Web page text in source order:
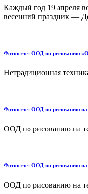
Каждый год 19 апреля
весенний праздник —
Фотоотчет ООД по рисованию
Нетрадиционная
Фотоотчет ООД по рисованию
ООД по рисованию на
Фотоотчет ООД по рисованию
ООД по рисованию на